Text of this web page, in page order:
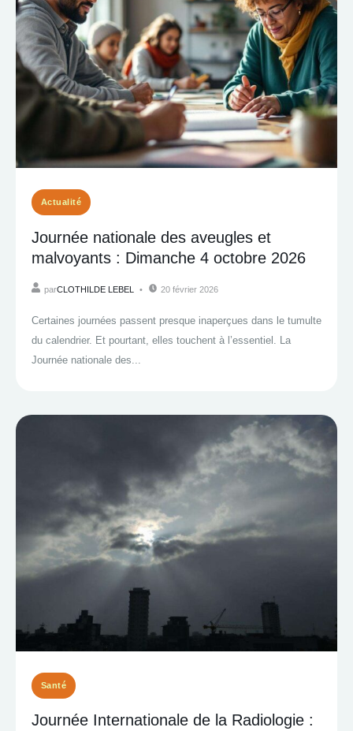
Actualité
Journée nationale des aveugles et
malvoyants : Dimanche 4 octobre 2026
parCLOTHILDE LEBEL 20 février 2026
Certaines journées passent presque inaperçues dans le tumulte
du calendrier. Et pourtant, elles touchent à l’essentiel. La
Journée nationale des...
Santé
Journée Internationale de la Radiologie :